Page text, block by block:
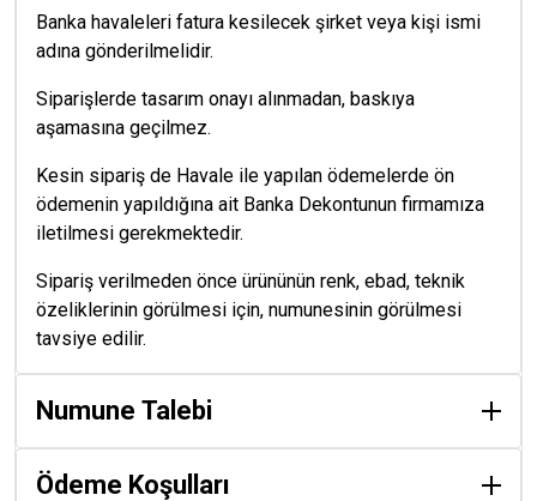
Banka havaleleri fatura kesilecek şirket veya kişi ismi
adına gönderilmelidir.
Siparişlerde tasarım onayı alınmadan, baskıya
aşamasına geçilmez.
Kesin sipariş de Havale ile yapılan ödemelerde ön
ödemenin yapıldığına ait Banka Dekontunun firmamıza
iletilmesi gerekmektedir.
Sipariş verilmeden önce ürününün renk, ebad, teknik
özeliklerinin görülmesi için, numunesinin görülmesi
tavsiye edilir.
Numune Talebi
Ödeme Koşulları